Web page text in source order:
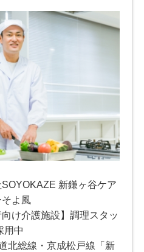
新鎌ヶ谷ケア
よ風
向け介護施設】調理スタッ
用中
北総線・京成松戸線「新